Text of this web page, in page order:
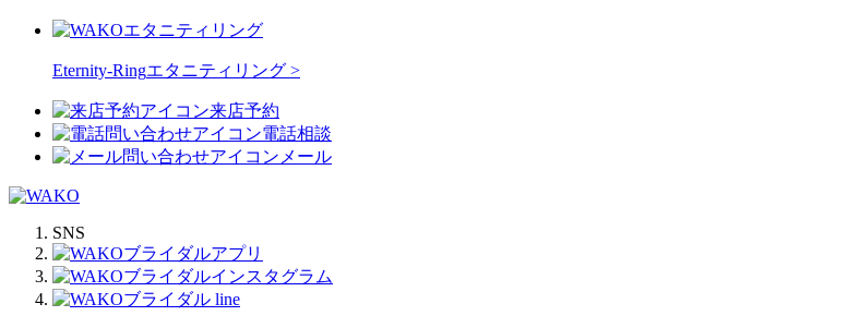
Eternity-Ringエタニティリング >
来店予約
電話相談
メール
SNS